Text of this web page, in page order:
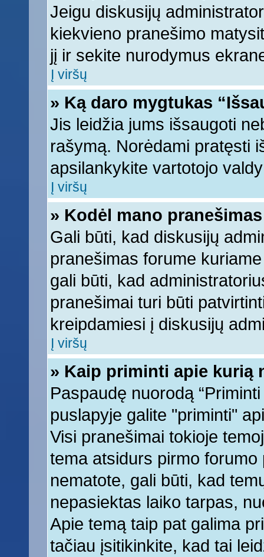
Jeigu diskusijų
kiekvieno pranešimo
jį ir sekite nurodymus
Į viršų
» Ką daro mygtukas
Jis leidžia jums išsaugoti
rašymą. Norėdami pratęsti
apsilankykite vartotojo
Į viršų
» Kodėl mano
Gali būti, kad diskusijų
pranešimas forume
gali būti, kad
pranešimai turi būti
kreipdamiesi į diskusijų
Į viršų
» Kaip priminti apie kurią
Paspaudę nuorodą
puslapyje galite "priminti"
Visi pranešimai tokioje
tema atsidurs pirmo
nematote, gali būti, kad
nepasiektas laiko tarpas,
Apie temą taip pat galima
tačiau įsitikinkite, kad tai